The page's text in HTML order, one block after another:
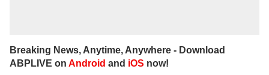
Breaking News, Anytime, Anywhere - Download
ABPLIVE on Android and iOS now!